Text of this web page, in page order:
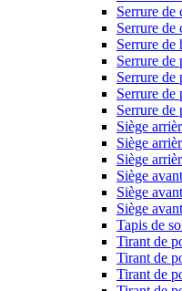
Serrure de
Serrure de
Serrure de
Serrure de
Serrure de
Serrure de
Serrure de
Siège
Siège
Siège
Siège
Siège
Siège
Tapis de
Tirant de
Tirant de
Tirant de